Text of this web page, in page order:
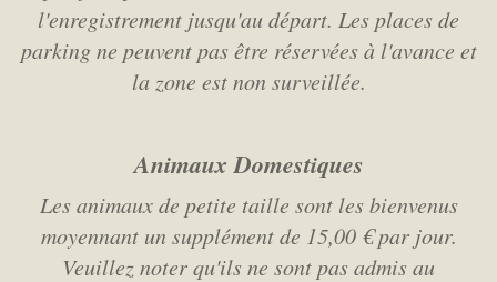
l'enregistrement jusqu'au départ. Les places de
parking ne peuvent pas être réservées à l'avance et
la zone est non surveillée.
Animaux Domestiques
Les animaux de petite taille sont les bienvenus
moyennant un supplément de 15,00 € par jour.
Veuillez noter qu'ils ne sont pas admis au